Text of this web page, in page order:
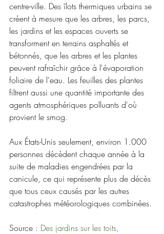
centre-ville. Des îlots thermiques urbains se
créent à mesure que les arbres, les parcs,
les jardins et les espaces ouverts se
transforment en terrains asphaltés et
bétonnés, que les arbres et les plantes
peuvent rafraîchir grâce à l'évaporation
foliaire de l'eau. Les feuilles des plantes
filtrent aussi une quantité importante des
agents atmosphériques polluants d'où
provient le smog.
Aux États-Unis seulement, environ 1.000
personnes décèdent chaque année à la
suite de maladies engendrées par la
canicule, ce qui représente plus de décès
que tous ceux causés par les autres
catastrophes météorologiques combinées.
Source : Des jardins sur les toits,